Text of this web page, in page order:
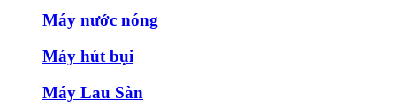
Máy nước nóng
Máy hút bụi
Máy Lau Sàn